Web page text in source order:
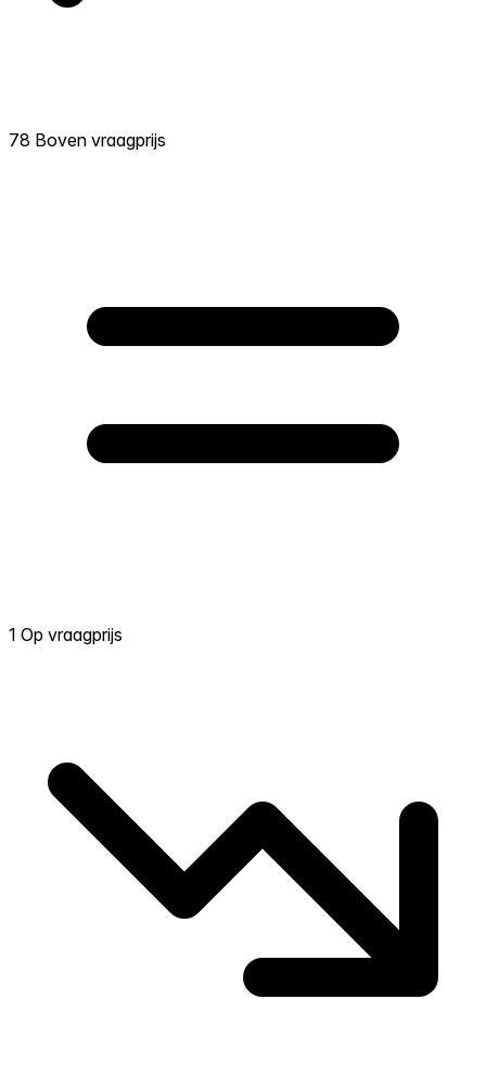
78 Boven vraagprijs
1 Op vraagprijs